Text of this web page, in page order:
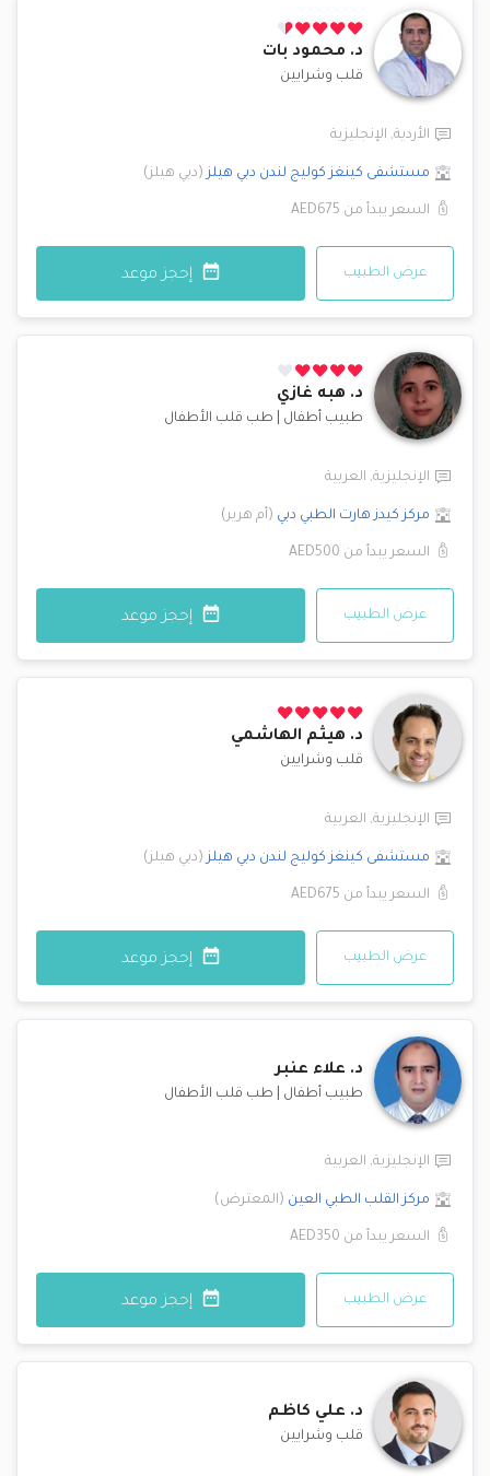
د. محمود بات
قلب وشرايين
الأردية, الإنجليزية
مستشفى كينغز كوليج لندن دبي هيلز (دبي هيلز)
السعر يبدأ من AED675
عرض الطبيب إحجز موعد
د. هبه غازي
طبيب أطفال طب قلب الأطفال
الإنجليزية, العربية
مركز كيدز هارت الطبي دبي (أم هرير)
السعر يبدأ من AED500
عرض الطبيب إحجز موعد
د. هيثم الهاشمي
قلب وشرايين
الإنجليزية, العربية
مستشفى كينغز كوليج لندن دبي هيلز (دبي هيلز)
السعر يبدأ من AED675
عرض الطبيب إحجز موعد
د. علاء عنبر
طبيب أطفال طب قلب الأطفال
الإنجليزية, العربية
مركز القلب الطبي العين (المعترض)
السعر يبدأ من AED350
عرض الطبيب إحجز موعد
د. علي كاظم
قلب وشرايين